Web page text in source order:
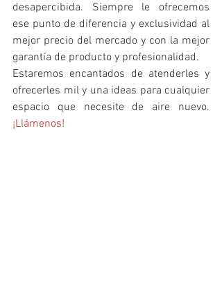
desapercibida. Siempre le ofrecemos
ese punto de diferencia y exclusividad al
mejor precio del mercado y con la mejor
garantía de producto y profesionalidad.
Estaremos encantados de atenderles y
ofrecerles mil y una ideas para cualquier
¡Llámenos!